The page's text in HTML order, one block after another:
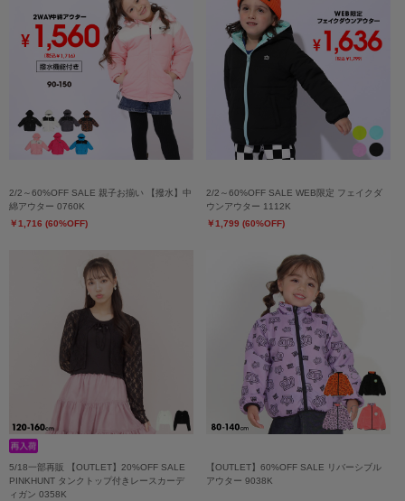
2/2～60%OFF SALE 親子お揃い 【撥水】中
綿アウター 0760K
￥1,716 (60%OFF)
2/2～60%OFF SALE WEB限定 フェイクダ
ウンアウター 1112K
￥1,799 (60%OFF)
5/18一部再販 【OUTLET】20%OFF SALE
PINKHUNT タンクトップ付きレースカーデ
ィガン 0358K
【OUTLET】60%OFF SALE リバーシブル
アウター 9038K